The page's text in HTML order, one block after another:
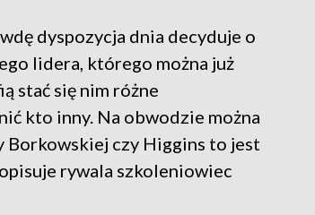
dyspozycja dnia decyduje o
lidera, którego można już
stać się nim różne
kto inny. Na obwodzie można
Borkowskiej czy Higgins to jest
rywala szkoleniowiec